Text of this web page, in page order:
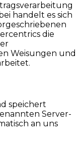
handelt es sich
die
Weisungen und
speichert
Server-
an uns